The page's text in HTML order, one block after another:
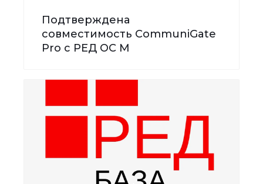
Подтверждена
совместимость CommuniGate
Pro с РЕД ОС М